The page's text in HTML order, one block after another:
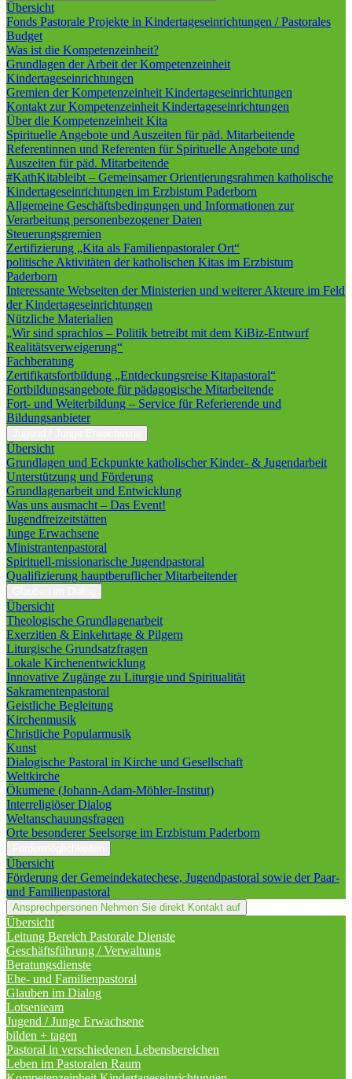
Übersicht
Fonds Pastorale Projekte in Kindertageseinrichtungen / Pastorales
Budget
Was ist die Kompetenzeinheit?
Grundlagen der Arbeit der Kompetenzeinheit
Kindertageseinrichtungen
Gremien der Kompetenzeinheit Kindertageseinrichtungen
Kontakt zur Kompetenzeinheit Kindertageseinrichtungen
Über die Kompetenzeinheit Kita
Spirituelle Angebote und Auszeiten für päd. Mitarbeitende
Referentinnen und Referenten für Spirituelle Angebote und
Auszeiten für päd. Mitarbeitende
#KathKitableibt – Gemeinsamer Orientierungsrahmen katholische
Kindertageseinrichtungen im Erzbistum Paderborn
Allgemeine Geschäftsbedingungen und Informationen zur
Verarbeitung personenbezogener Daten
Steuerungsgremien
Zertifizierung „Kita als Familienpastoraler Ort“
politische Aktivitäten der katholischen Kitas im Erzbistum
Paderborn
Interessante Webseiten der Ministerien und weiterer Akteure im Feld
der Kindertageseinrichtungen
Nützliche Materialien
„Wir sind sprachlos – Politik betreibt mit dem KiBiz-Entwurf
Realitätsverweigerung“
Fachberatung
Zertifikatsfortbildung „Entdeckungsreise Kitapastoral“
Fortbildungsangebote für pädagogische Mitarbeitende
Fort- und Weiterbildung – Service für Referierende und
Bildungsanbieter
Übersicht
Grundlagen und Eckpunkte katholischer Kinder- & Jugendarbeit
Unterstützung und Förderung
Grundlagenarbeit und Entwicklung
Was uns ausmacht – Das Event!
Jugendfreizeitstätten
Junge Erwachsene
Ministrantenpastoral
Spirituell-missionarische Jugendpastoral
Qualifizierung hauptberuflicher Mitarbeitender
Übersicht
Theologische Grundlagenarbeit
Exerzitien & Einkehrtage & Pilgern
Liturgische Grundsatzfragen
Lokale Kirchenentwicklung
Innovative Zugänge zu Liturgie und Spiritualität
Sakramentenpastoral
Geistliche Begleitung
Kirchenmusik
Christliche Popularmusik
Kunst
Dialogische Pastoral in Kirche und Gesellschaft
Weltkirche
Ökumene (Johann-Adam-Möhler-Institut)
Interreligiöser Dialog
Weltanschauungsfragen
Orte besonderer Seelsorge im Erzbistum Paderborn
Übersicht
Förderung der Gemeindekatechese, Jugendpastoral sowie der Paar-
und Familienpastoral
Ansprechpersonen Nehmen Sie direkt Kontakt auf
Übersicht
Leitung Bereich Pastorale Dienste
Geschäftsführung / Verwaltung
Beratungsdienste
Ehe- und Familienpastoral
Glauben im Dialog
Lotsenteam
Jugend / Junge Erwachsene
bilden + tagen
Pastoral in verschiedenen Lebensbereichen
Leben im Pastoralen Raum